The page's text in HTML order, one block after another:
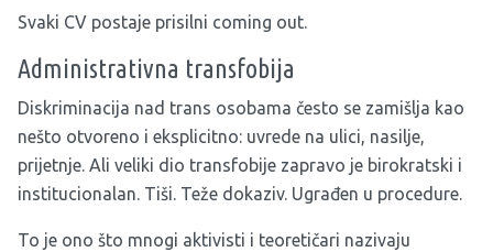
Svaki CV postaje prisilni coming out.
Administrativna transfobija
Diskriminacija nad trans osobama često se zamišlja kao
nešto otvoreno i eksplicitno: uvrede na ulici, nasilje,
prijetnje. Ali veliki dio transfobije zapravo je birokratski i
institucionalan. Tiši. Teže dokaziv. Ugrađen u procedure.
To je ono što mnogi aktivisti i teoretičari nazivaju